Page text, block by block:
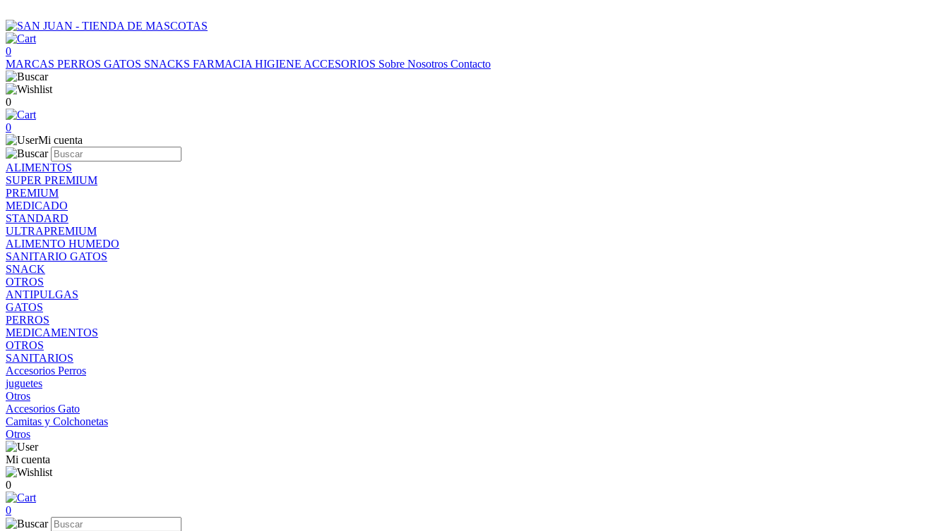
0
MARCAS PERROS GATOS SNACKS FARMACIA HIGIENE ACCESORIOS Sobre Nosotros Contacto
0
0
Mi cuenta
ALIMENTOS
SUPER PREMIUM
PREMIUM
MEDICADO
STANDARD
ULTRAPREMIUM
ALIMENTO HUMEDO
SANITARIO GATOS
SNACK
OTROS
ANTIPULGAS
GATOS
PERROS
MEDICAMENTOS
OTROS
SANITARIOS
Accesorios Perros
juguetes
Otros
Accesorios Gato
Camitas y Colchonetas
Otros
Mi cuenta
0
0